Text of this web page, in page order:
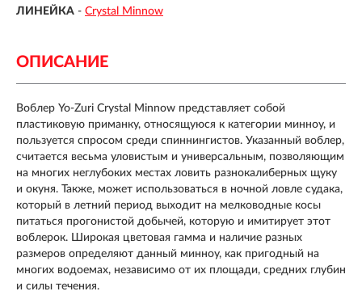
ЛИНЕЙКА - Crystal Minnow
ОПИСАНИЕ
Воблер Yo-Zuri Crystal Minnow представляет собой
пластиковую приманку, относящуюся к категории минноу, и
пользуется спросом среди спиннингистов. Указанный воблер,
считается весьма уловистым и универсальным, позволяющим
на многих неглубоких местах ловить разнокалиберных щуку
и окуня. Также, может использоваться в ночной ловле судака,
который в летний период выходит на мелководные косы
питаться прогонистой добычей, которую и имитирует этот
воблерок. Широкая цветовая гамма и наличие разных
размеров определяют данный минноу, как пригодный на
многих водоемах, независимо от их площади, средних глубин
и силы течения.